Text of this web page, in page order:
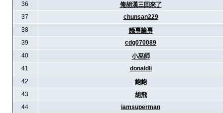
36
俺胡漢三回來了
37
chunsan229
38
議事論事
39
cdg070089
40
小巫師
41
donaldli
42
鮑鮑
43
胡飛
44
iamsuperman